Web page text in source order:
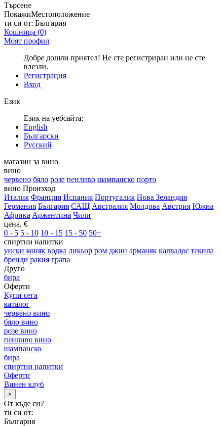
Търсене
ПокажиМестоположение
ти си от: България
Кошница (0)
Моят профил
Добре дошли приятел! Не сте регистриран или не сте
влезли.
Регистрация
Вход
Език
Език на уебсайта:
English
Български
Русский
магазин за вино
вино
червено бяло розе пенливо шампанско порто
вино Произход
Италия Франция Испания Португалия Нова Зеландия
Германия България САЩ Австралия Молдова Австрия Южна
Африка Аржентина Чили
цена, €
0 - 5 5 - 10 10 - 15 15 - 50 50+
спиртни напитки
уиски коняк водка ликьор ром джин арманяк калвадос текила
бренди ракия грапа
Друго
бира
Оферти
Купи сега
каталог
червено вино
бяло вино
розе вино
пенливо вино
шампанско
бира
спиртни напитки
Оферти
Винен клуб
×
От къде си?
ти си от:
България